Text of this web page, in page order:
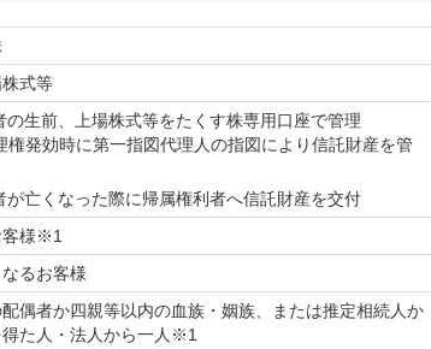
式等
生前、上場株式等をたくす株専用口座で管理
権発効時に第一指図代理人の指図により信託財産を管
亡くなった際に帰属権利者へ信託財産を交付
客様※1
るお客様
偶者か四親等以内の血族・姻族、または推定相続人か
得た人・法人から一人※1